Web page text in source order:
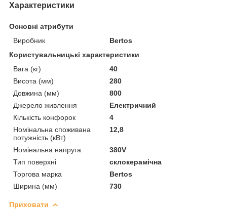
Характеристики
Основні атрибути
Виробник
Bertos
Користувальницькі характеристики
Вага (кг)
40
Висота (мм)
280
Довжина (мм)
800
Джерело живлення
Електричний
Кількість конфорок
4
Номінальна споживана
потужність (кВт)
12,8
Номінальна напруга
380V
Тип поверхні
склокерамічна
Торгова марка
Bertos
Ширина (мм)
730
Приховати